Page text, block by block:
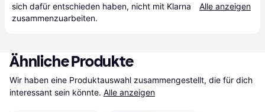
sich dafür entschieden haben, nicht mit Klarna
zusammenzuarbeiten.
Alle anzeigen
Ähnliche Produkte
Wir haben eine Produktauswahl zusammengestellt, die für dich
interessant sein könnte. Alle anzeigen